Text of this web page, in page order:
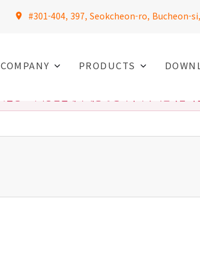
#301-404, 397, Seokcheon-ro, Bucheon-
COMPANY PRODUCTS